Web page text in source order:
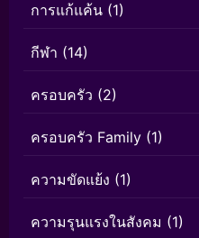
การแก้แค้น (1)
กีฬา (14)
ครอบครัว (2)
ครอบครัว Family (1)
ความขัดแย้ง (1)
ความรุนแรงในสังคม (1)